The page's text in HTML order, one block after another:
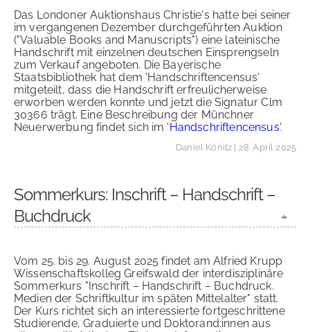
Das Londoner Auktionshaus Christie's hatte bei seiner
im vergangenen Dezember durchgeführten Auktion
("Valuable Books and Manuscripts") eine lateinische
Handschrift mit einzelnen deutschen Einsprengseln
zum Verkauf angeboten. Die Bayerische
Staatsbibliothek hat dem 'Handschriftencensus'
mitgeteilt, dass die Handschrift erfreulicherweise
erworben werden konnte und jetzt die Signatur Clm
30366 trägt. Eine Beschreibung der Münchner
Neuerwerbung findet sich im 'Handschriftencensus'.
Daniel Könitz | 28. April 2025
Sommerkurs: Inschrift – Handschrift –
Buchdruck
Vom 25. bis 29. August 2025 findet am Alfried Krupp
Wissenschaftskolleg Greifswald der interdisziplinäre
Sommerkurs "Inschrift – Handschrift – Buchdruck.
Medien der Schriftkultur im späten Mittelalter" statt.
Der Kurs richtet sich an interessierte fortgeschrittene
Studierende, Graduierte und Doktorand:innen aus